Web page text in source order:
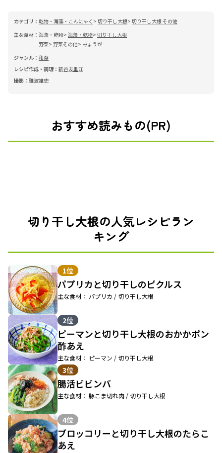
カテゴリ： 乾物・海藻・こんにゃく 切り干し大根 切り干し大根 その他
主な食材： 海藻・乾物 海藻・乾物 切り干し大根
野菜
野菜その他
みょうが
ジャンル： 和食
レシピ作成・調理： 新谷友里江
撮影： 難波雄史
おすすめ読みもの(PR)
切り干し大根の人気レシピラン
キング
1位
パプリカと切り干しのピクルス
主な食材： パプリカ / 切り干し大根
2位
ピーマンと切り干し大根のおかかポン
酢あえ
主な食材： ピーマン / 切り干し大根
3位
腸活ビビンバ
主な食材： 豚こま切れ肉 / 切り干し大根
4位
ブロッコリーと切り干し大根のたらこ
あえ